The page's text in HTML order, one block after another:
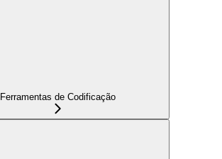
Ferramentas de Codificação